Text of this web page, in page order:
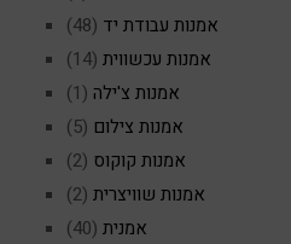
אמנות עבודת יד (48)
אמנות עכשווית (14)
אמנות צ'ילה (1)
אמנות צילום (5)
אמנות קוקוס (2)
אמנות שוויצרית (2)
אמנית (40)